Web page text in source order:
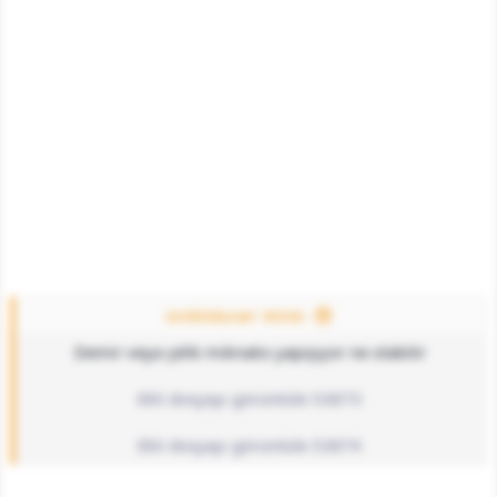
iznikliduran' Alıntı:
Demir veya çelik mıknatıs yapışıyor ne olabilir
Ekli dosyayı görüntüle 53873
Ekli dosyayı görüntüle 53874